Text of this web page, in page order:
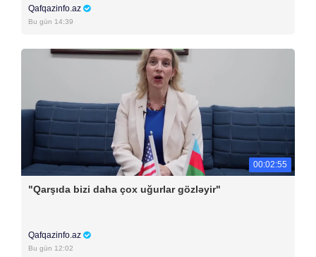
Qafqazinfo.az
Bu gün 14:39
00:02:55
"Qarşıda bizi daha çox uğurlar gözləyir"
Qafqazinfo.az
Bu gün 12:02